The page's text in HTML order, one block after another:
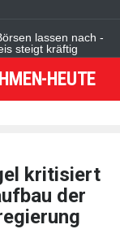
lassen nach -
steigt kräftig
wegen Auto-
HEUTE
kritisiert
der